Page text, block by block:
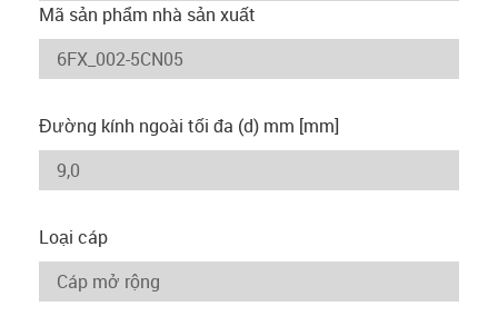
Mã sản phẩm nhà sản xuất
Đường kính ngoài tối đa (d) mm [mm]
Loại cáp